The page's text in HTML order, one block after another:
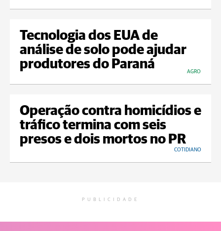
Tecnologia dos EUA de
análise de solo pode ajudar
produtores do Paraná
AGRO
Operação contra homicídios e
tráfico termina com seis
presos e dois mortos no PR
COTIDIANO
PUBLICIDADE